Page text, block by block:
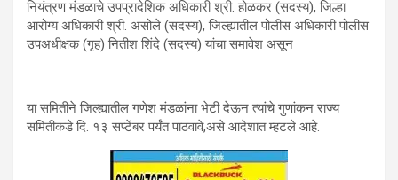
नियंत्रण मंडळाचे उपप्रादेशिक अधिकारी श्री. होळकर (सदस्य), जिल्हा
आरोग्य अधिकारी श्री. असोले (सदस्य), जिल्ह्यातील पोलीस अधिकारी पोलीस
उपअधीक्षक (गृह) नितीश शिंदे (सदस्य) यांचा समावेश असून
या समितीने जिल्ह्यातील गणेश मंडळांना भेटी देऊन त्यांचे गुणांकन राज्य
समितीकडे दि. १३ सप्टेंबर पर्यंत पाठवावे,असे आदेशात म्हटले आहे.